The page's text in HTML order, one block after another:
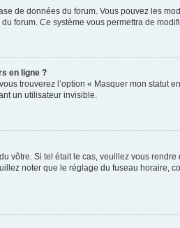
de données du forum. Vous pouvez les
forum. Ce système vous permettra de
en ligne ?
trouverez l’option « Masquer mon statut
un utilisateur invisible.
vôtre. Si tel était le cas, veuillez vous
noter que le réglage du fuseau horaire,